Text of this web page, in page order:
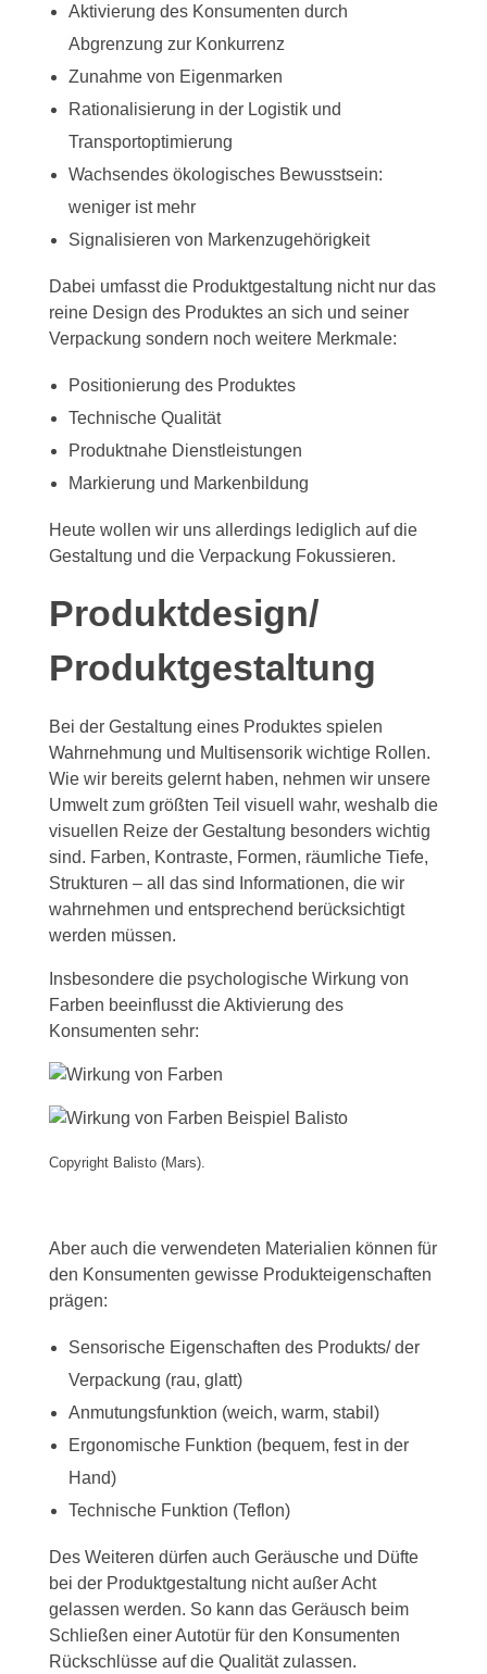
Aktivierung des Konsumenten durch
Abgrenzung zur Konkurrenz
Zunahme von Eigenmarken
Rationalisierung in der Logistik und
Transportoptimierung
Wachsendes ökologisches Bewusstsein:
weniger ist mehr
Signalisieren von Markenzugehörigkeit
Dabei umfasst die Produktgestaltung nicht nur das
reine Design des Produktes an sich und seiner
Verpackung sondern noch weitere Merkmale:
Positionierung des Produktes
Technische Qualität
Produktnahe Dienstleistungen
Markierung und Markenbildung
Heute wollen wir uns allerdings lediglich auf die
Gestaltung und die Verpackung Fokussieren.
Produktdesign/
Produktgestaltung
Bei der Gestaltung eines Produktes spielen
Wahrnehmung und Multisensorik wichtige Rollen.
Wie wir bereits gelernt haben, nehmen wir unsere
Umwelt zum größten Teil visuell wahr, weshalb die
visuellen Reize der Gestaltung besonders wichtig
sind. Farben, Kontraste, Formen, räumliche Tiefe,
Strukturen – all das sind Informationen, die wir
wahrnehmen und entsprechend berücksichtigt
werden müssen.
Insbesondere die psychologische Wirkung von
Farben beeinflusst die Aktivierung des
Konsumenten sehr:
Copyright Balisto (Mars).
Aber auch die verwendeten Materialien können für
den Konsumenten gewisse Produkteigenschaften
prägen:
Sensorische Eigenschaften des Produkts/ der
Verpackung (rau, glatt)
Anmutungsfunktion (weich, warm, stabil)
Ergonomische Funktion (bequem, fest in der
Hand)
Technische Funktion (Teflon)
Des Weiteren dürfen auch Geräusche und Düfte
bei der Produktgestaltung nicht außer Acht
gelassen werden. So kann das Geräusch beim
Schließen einer Autotür für den Konsumenten
Rückschlüsse auf die Qualität zulassen.